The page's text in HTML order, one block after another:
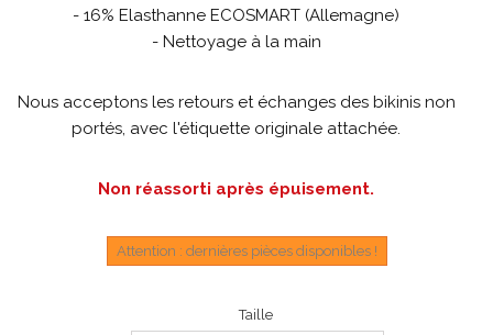
- 16% Elasthanne ECOSMART (Allemagne)
- Nettoyage à la main
Nous acceptons les retours et échanges des bikinis non
portés, avec l'étiquette originale attachée.
Non réassorti après épuisement.
Attention : dernières pièces disponibles !
Taille